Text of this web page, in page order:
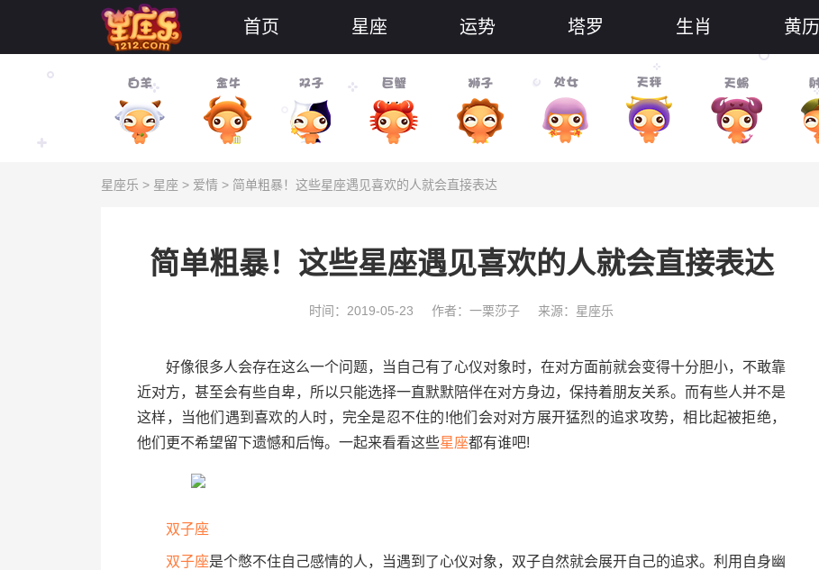
首页 星座 运势 塔罗 生肖 黄历
星座乐 > 星座 > 爱情 > 简单粗暴！这些星座遇见喜欢的人就会直接表达
简单粗暴！这些星座遇见喜欢的人就会直接表达
时间：2019-05-23 作者：一栗莎子 来源：星座乐
好像很多人会存在这么一个问题，当自己有了心仪对象时，在对方面前就会变得十分胆小，不敢靠
近对方，甚至会有些自卑，所以只能选择一直默默陪伴在对方身边，保持着朋友关系。而有些人并不是
这样，当他们遇到喜欢的人时，完全是忍不住的!他们会对对方展开猛烈的追求攻势，相比起被拒绝，
他们更不希望留下遗憾和后悔。一起来看看这些星座都有谁吧!
双子座
双子座是个憋不住自己感情的人，当遇到了心仪对象，双子自然就会展开自己的追求。利用自身幽